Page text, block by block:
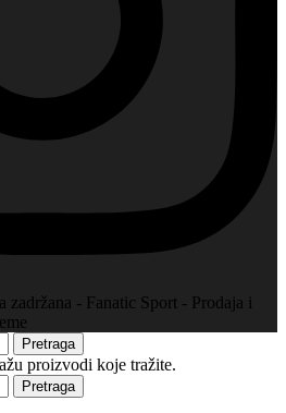
- Fanatic Sport - Prodaja i
Pretraga
proizvodi koje tražite.
Pretraga